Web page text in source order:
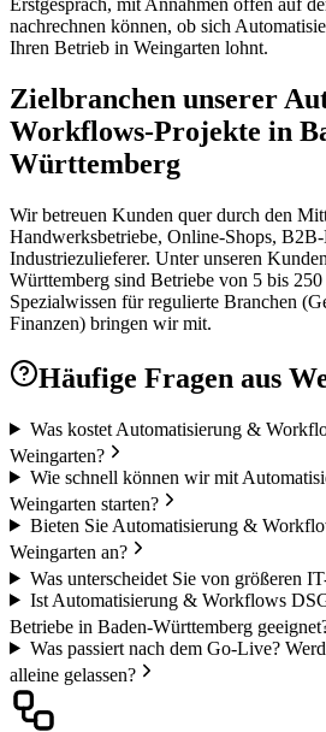
Erstgespräch, mit Annahmen offen auf
nachrechnen können, ob sich
Ihren Betrieb in Weingarten lohnt.
Zielbranchen unserer
Workflows-Projekte in
Württemberg
Wir betreuen Kunden quer durch den
Handwerksbetriebe, Online-Shops,
Industriezulieferer. Unter unseren
Württemberg sind Betriebe von 5 bis
Spezialwissen für regulierte Branchen
Finanzen) bringen wir mit.
Häufige Fragen aus
Was kostet Automatisierung &
Weingarten?
Wie schnell können wir mit
Weingarten starten?
Bieten Sie Automatisierung &
Weingarten an?
Was unterscheidet Sie von größeren
Ist Automatisierung & Workflows
Betriebe in Baden-Württemberg
Was passiert nach dem Go-Live?
alleine gelassen?